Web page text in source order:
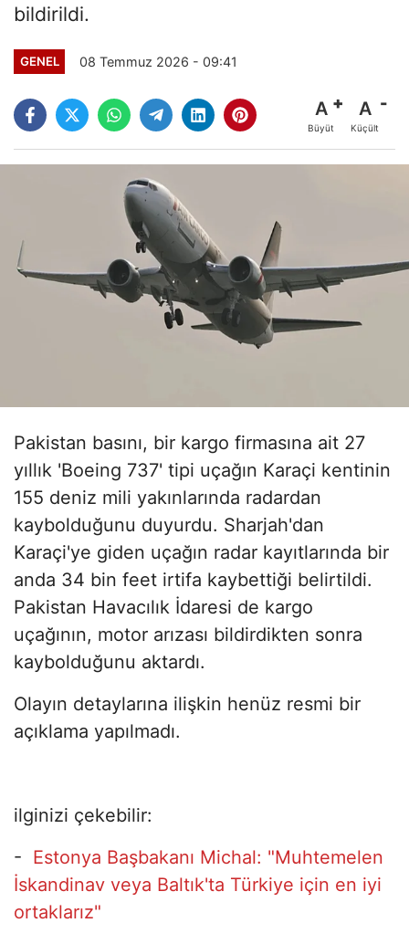
bildirildi.
GENEL 08 Temmuz 2026 - 09:41
A
Büyüt
A
Küçült
Pakistan basını, bir kargo firmasına ait 27
yıllık 'Boeing 737' tipi uçağın Karaçi kentinin
155 deniz mili yakınlarında radardan
kaybolduğunu duyurdu. Sharjah'dan
Karaçi'ye giden uçağın radar kayıtlarında bir
anda 34 bin feet irtifa kaybettiği belirtildi.
Pakistan Havacılık İdaresi de kargo
uçağının, motor arızası bildirdikten sonra
kaybolduğunu aktardı.
Olayın detaylarına ilişkin henüz resmi bir
açıklama yapılmadı.
ilginizi çekebilir:
- Estonya Başbakanı Michal: "Muhtemelen
İskandinav veya Baltık'ta Türkiye için en iyi
ortaklarız"